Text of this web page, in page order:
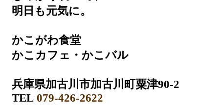
明日も元気に。
かこがわ食堂
かこカフェ・かこバル
兵庫県加古川市加古川町粟津90-2
TEL 079-426-2622